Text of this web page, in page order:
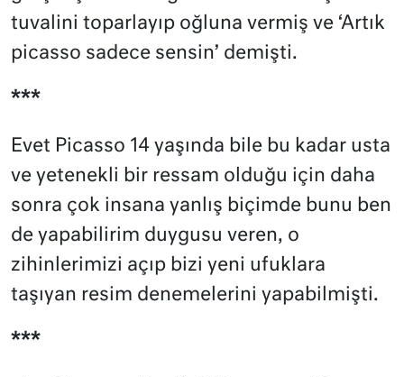
tuvalini toparlayıp oğluna vermiş ve ‘Artık
picasso sadece sensin’ demişti.
***
Evet Picasso 14 yaşında bile bu kadar usta
ve yetenekli bir ressam olduğu için daha
sonra çok insana yanlış biçimde bunu ben
de yapabilirim duygusu veren, o
zihinlerimizi açıp bizi yeni ufuklara
taşıyan resim denemelerini yapabilmişti.
***